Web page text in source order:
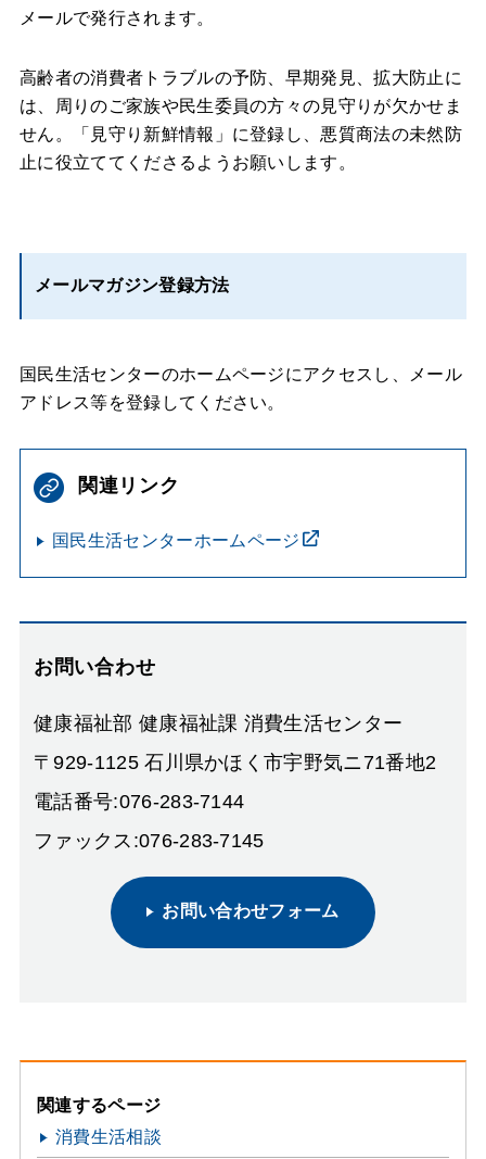
メールで発行されます。
高齢者の消費者トラブルの予防、早期発見、拡大防止に
は、周りのご家族や民生委員の方々の見守りが欠かせま
せん。「見守り新鮮情報」に登録し、悪質商法の未然防
止に役立ててくださるようお願いします。
メールマガジン登録方法
国民生活センターのホームページにアクセスし、メール
アドレス等を登録してください。
関連リンク
国民生活センターホームページ
お問い合わせ
健康福祉部 健康福祉課 消費生活センター
〒929-1125 石川県かほく市宇野気ニ71番地2
電話番号:076-283-7144
ファックス:076-283-7145
お問い合わせフォーム
関連するページ
消費生活相談